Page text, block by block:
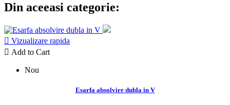
Din aceeasi categorie:
 Vizualizare rapida
 Add to Cart
Nou
Esarfa absolvire dubla in V